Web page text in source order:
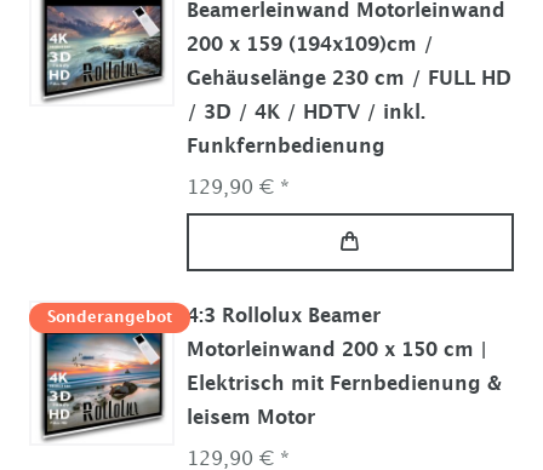
Beamerleinwand Motorleinwand
200 x 159 (194x109)cm /
Gehäuselänge 230 cm / FULL HD
/ 3D / 4K / HDTV / inkl.
Funkfernbedienung
129,90 € *
Sonderangebot
4:3 Rollolux Beamer
Motorleinwand 200 x 150 cm |
Elektrisch mit Fernbedienung &
leisem Motor
129,90 € *